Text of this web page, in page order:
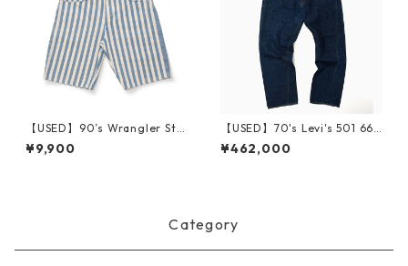
【USED】90’s Wrangler Stri
pe Short Pants W29 Made i
n USA
¥9,900
【USED】70's Levi's 501 66
Single Sleek Stamp 実寸 W3
4 L28
¥462,000
Category